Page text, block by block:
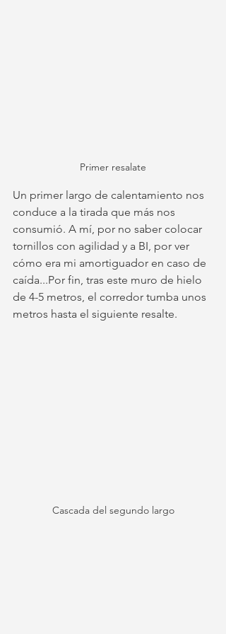
Primer resalate
Un primer largo de calentamiento nos
conduce a la tirada que más nos
consumió. A mí, por no saber colocar
tornillos con agilidad y a BI, por ver
cómo era mi amortiguador en caso de
caída...Por fin, tras este muro de hielo
de 4-5 metros, el corredor tumba unos
metros hasta el siguiente resalte.
Cascada del segundo largo